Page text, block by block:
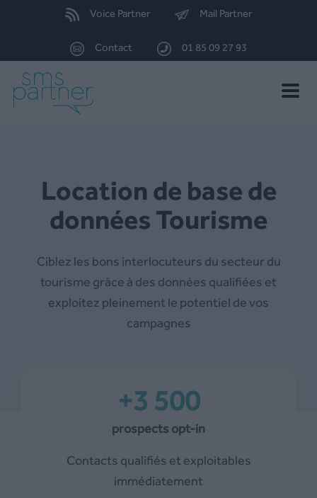
Voice Partner Mail Partner
Contact 01 85 09 27 93
Toggle
Location de base de
données Tourisme
Ciblez les bons interlocuteurs du secteur du
tourisme grâce à des données qualifiées et
exploitez pleinement le potentiel de vos
campagnes
+3 500
prospects opt-in
Contacts qualifiés et exploitables
immédiatement